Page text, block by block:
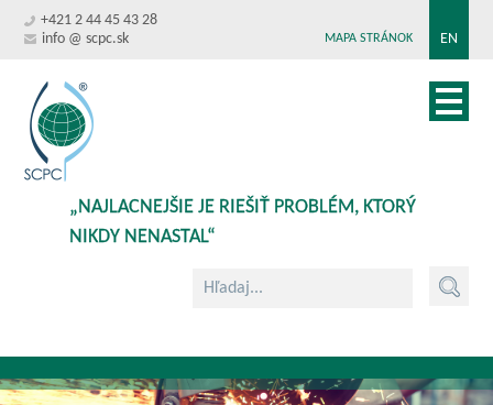
+421 2 44 45 43 28
info @ scpc.sk
EN
MAPA STRÁNOK
„NAJLACNEJŠIE JE RIEŠIŤ PROBLÉM, KTORÝ
NIKDY NENASTAL“